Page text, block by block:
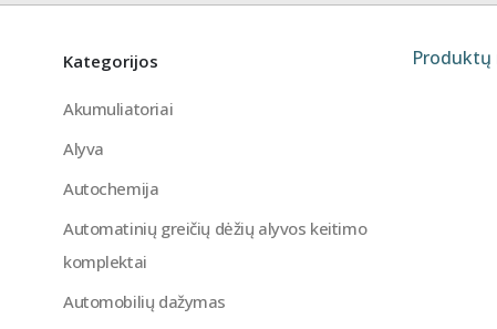
Produktų
Kategorijos
Akumuliatoriai
Alyva
Autochemija
Automatinių greičių dėžių alyvos keitimo
komplektai
Automobilių dažymas